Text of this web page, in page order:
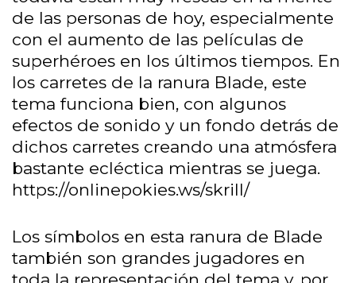
de las personas de hoy, especialmente
con el aumento de las películas de
superhéroes en los últimos tiempos. En
los carretes de la ranura Blade, este
tema funciona bien, con algunos
efectos de sonido y un fondo detrás de
dichos carretes creando una atmósfera
bastante ecléctica mientras se juega.
https://onlinepokies.ws/skrill/
Los símbolos en esta ranura de Blade
también son grandes jugadores en